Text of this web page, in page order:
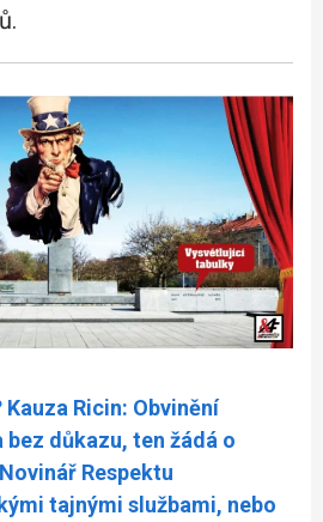
Ricin: Obvinění
důkazu, ten žádá o
Respektu
tajnými službami, nebo